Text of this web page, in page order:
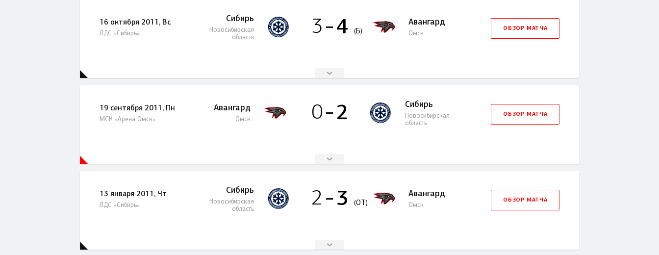
16 октября 2011, Вс
ЛДС «Сибирь»
Сибирь
Новосибирская
область
3 Авангард
Омск
4(Б) ОБЗОР МАТЧА
19 сентября 2011, Пн
МСК «Арена Омск»
Авангард
Омск 0 Сибирь
Новосибирская
область
2 ОБЗОР МАТЧА
13 января 2011, Чт
ЛДС «Сибирь»
Сибирь
Новосибирская
область
2 Авангард
Омск
3(OT) ОБЗОР МАТЧА